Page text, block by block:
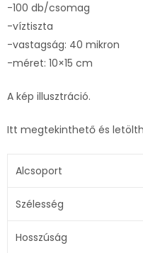
-100 db/csomag
-víztiszta
-vastagság: 40 mikron
-méret: 10×15 cm
A kép illusztráció.
Itt megtekinthető és
Alcsoport
Szélesség
Hosszúság